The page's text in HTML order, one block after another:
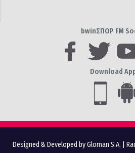
bwinΣΠΟΡ FM
Download
Designed & Developed by Gloman S.A.